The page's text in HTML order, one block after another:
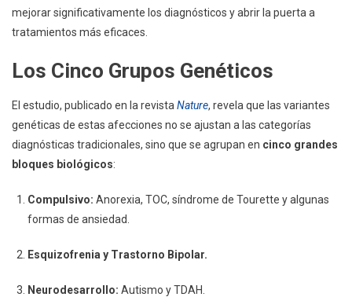
Trastornos
Comparten
Señales
Genéticas
mejorar significativamente los diagnósticos y abrir la puerta a
tratamientos más eficaces.
Los Cinco Grupos Genéticos
El estudio, publicado en la revista Nature, revela que las variantes
genéticas de estas afecciones no se ajustan a las categorías
diagnósticas tradicionales, sino que se agrupan en cinco grandes
bloques biológicos:
Compulsivo: Anorexia, TOC, síndrome de Tourette y algunas
formas de ansiedad.
Esquizofrenia y Trastorno Bipolar.
Neurodesarrollo: Autismo y TDAH.